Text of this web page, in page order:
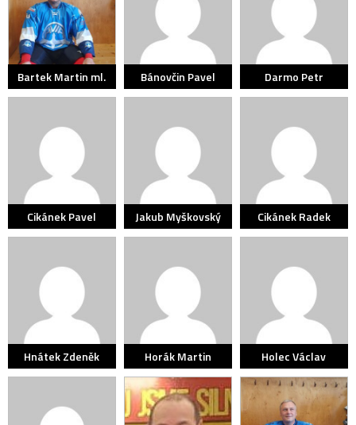
Bartek Martin ml. Bánovčin Pavel Darmo Petr
Cikánek Pavel Jakub Myškovský Cikánek Radek
Hnátek Zdeněk Horák Martin Holec Václav